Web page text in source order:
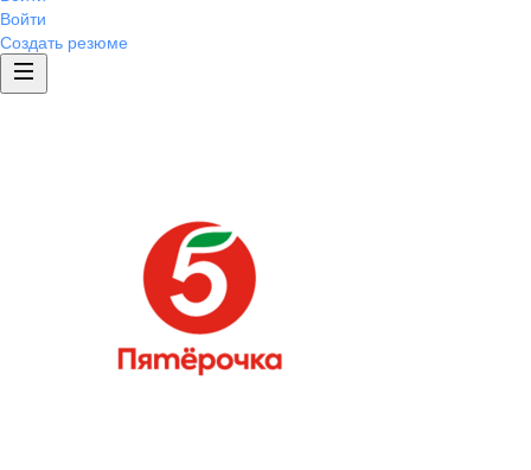
Войти
Создать резюме